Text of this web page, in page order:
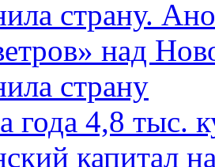
страну.
над
страну
года 4,8 тыс.
капитал